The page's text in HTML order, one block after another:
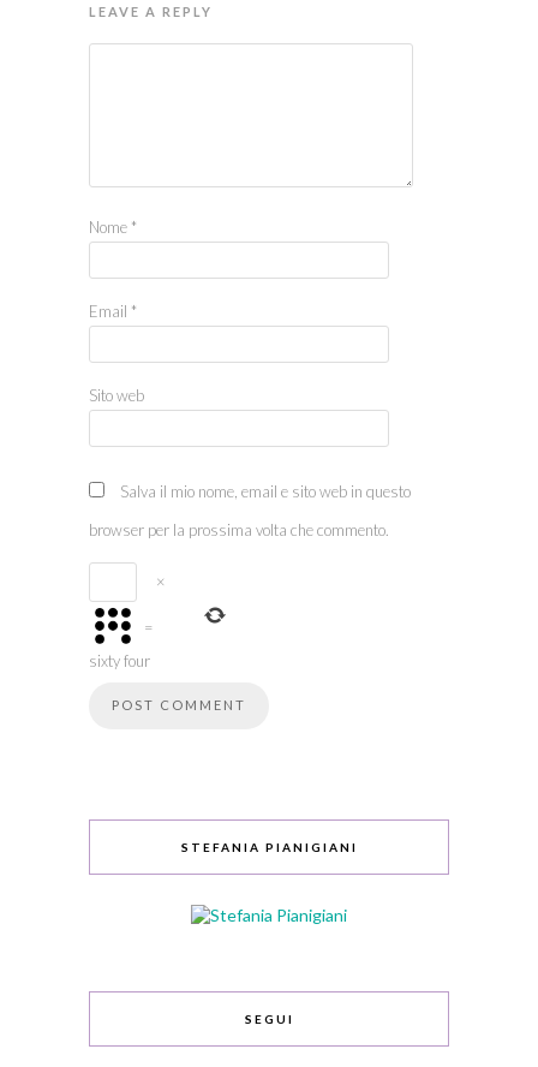
LEAVE A REPLY
Nome *
Email *
Sito web
Salva il mio nome, email e sito web in questo
browser per la prossima volta che commento.
×
=
sixty four
STEFANIA PIANIGIANI
SEGUI